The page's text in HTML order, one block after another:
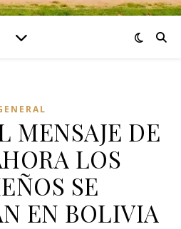
MENSAJE DE
LOS
SE
EN BOLIVIA